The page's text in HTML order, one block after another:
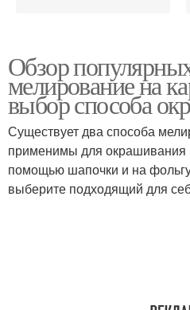
волосы
Обзор
мелирование на
выбор способа
Существует два способа
применимы для окрашивания
помощью шапочки и на
выберите подходящий для